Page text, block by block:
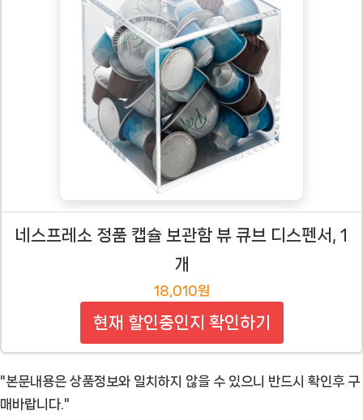
네스프레소 정품 캡슐 보관함 뷰 큐브 디스펜서, 1
개
18,010원
현재 할인중인지 확인하기
"본문내용은 상품정보와 일치하지 않을 수 있으니 반드시 확인후 구
매바랍니다."